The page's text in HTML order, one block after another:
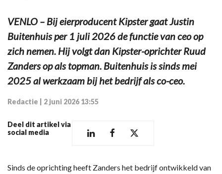
VENLO – Bij eierproducent Kipster gaat Justin
Buitenhuis per 1 juli 2026 de functie van ceo op
zich nemen. Hij volgt dan Kipster-oprichter Ruud
Zanders op als topman. Buitenhuis is sinds mei
2025 al werkzaam bij het bedrijf als co-ceo.
Redactie 2 juni 2026 13:55
Deel dit artikel via
social media
Sinds de oprichting heeft Zanders het bedrijf ontwikkeld van